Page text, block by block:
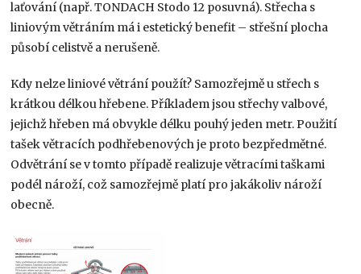
laťování (např. TONDACH Stodo 12 posuvná). Střecha s
liniovým větráním má i estetický benefit – střešní plocha
působí celistvě a nerušeně.
Kdy nelze liniové větrání použít? Samozřejmě u střech s
krátkou délkou hřebene. Příkladem jsou střechy valbové,
jejichž hřeben má obvykle délku pouhý jeden metr. Použití
tašek větracích podhřebenových je proto bezpředmětné.
Odvětrání se v tomto případě realizuje větracími taškami
podél nároží, což samozřejmě platí pro jakákoliv nároží
obecně.